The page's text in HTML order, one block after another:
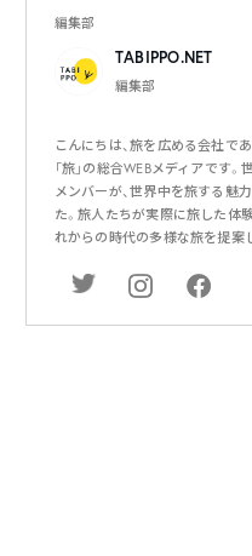
編集部
TABIPPO.NET
編集部
こんにちは、旅を広める会社で
「旅」の総合WEBメディアです
メンバーが、世界中を旅する魅
た。旅人たちが実際に旅した体
れからの時代の多様な旅を提案